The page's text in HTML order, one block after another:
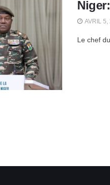
AVRIL 5,
Le chef